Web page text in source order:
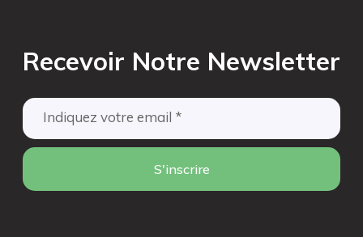
Recevoir Notre Newsletter
S'inscrire